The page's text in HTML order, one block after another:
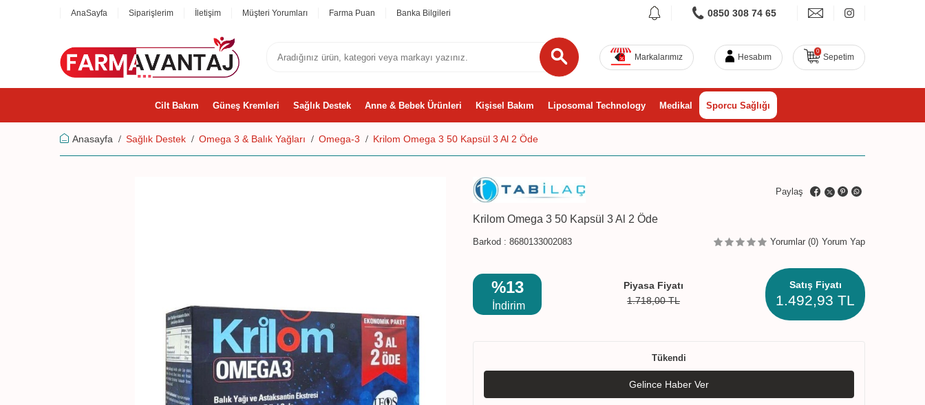
AnaSayfa Siparişlerim İletişim Müşteri Yorumları Farma Puan Banka Bilgileri 0850 308 74 65
Markalarımız Hesabım
0
Sepetim
Cilt Bakım Güneş Kremleri Sağlık Destek Anne & Bebek Ürünleri Kişisel Bakım Liposomal Technology Medikal Sporcu Sağlığı
Anasayfa Sağlık Destek Omega 3 & Balık Yağları Omega-3 Krilom Omega 3 50 Kapsül 3 Al 2 Öde
Paylaş
Krilom Omega 3 50 Kapsül 3 Al 2 Öde
Barkod : 8680133002083 Yorumlar (0) Yorum Yap
%13
İndirim
Piyasa Fiyatı
1.718,00TL
Satış Fiyatı
1.492,93 TL
Tükendi
Gelince Haber Ver